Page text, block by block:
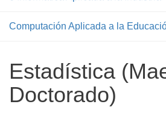
Computación Aplicada a la
Estadística
Doctorado)